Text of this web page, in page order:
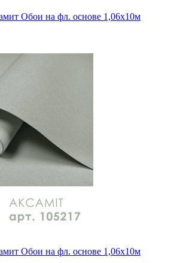
Обои на фл. основе 1,06х10м
Обои на фл. основе 1,06х10м